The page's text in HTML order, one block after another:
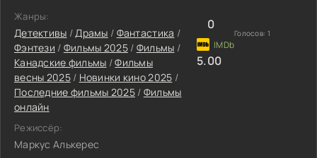
Жанры:
Детективы /Драмы / Фантастика /
Фэнтези / Фильмы 2025/ Фильмы /
Канадские фильмы /Фильмы
весны 2025/ Новинки кино 2025 /
Последние фильмы 2025/ Фильмы
онлайн
Режиссёр:
Маркус Алькерес
0
Голосов: 1
5.00